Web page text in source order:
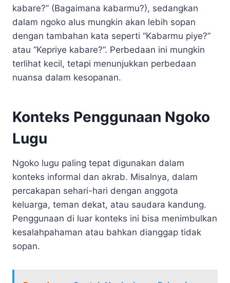
kabare?” (Bagaimana kabarmu?), sedangkan
dalam ngoko alus mungkin akan lebih sopan
dengan tambahan kata seperti “Kabarmu piye?”
atau “Kepriye kabare?”. Perbedaan ini mungkin
terlihat kecil, tetapi menunjukkan perbedaan
nuansa dalam kesopanan.
Konteks Penggunaan Ngoko
Lugu
Ngoko lugu paling tepat digunakan dalam
konteks informal dan akrab. Misalnya, dalam
percakapan sehari-hari dengan anggota
keluarga, teman dekat, atau saudara kandung.
Penggunaan di luar konteks ini bisa menimbulkan
kesalahpahaman atau bahkan dianggap tidak
sopan.